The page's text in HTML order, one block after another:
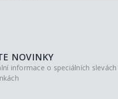
NOVINKY
informace o speciálních slevách